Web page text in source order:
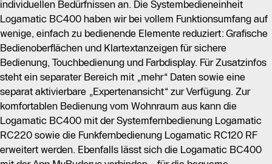
individuellen Bedürfnissen an. Die Systembedieneinheit
Logamatic BC400 haben wir bei vollem Funktionsumfang auf
wenige, einfach zu bedienende Elemente reduziert: Grafische
Bedienoberflächen und Klartextanzeigen für sichere
Bedienung, Touchbedienung und Farbdisplay. Für Zusatzinfos
steht ein separater Bereich mit „mehr“ Daten sowie eine
separat aktivierbare „Expertenansicht“ zur Verfügung. Zur
komfortablen Bedienung vom Wohnraum aus kann die
Logamatic BC400 mit der Systemfernbedienung Logamatic
RC220 sowie die Funkfernbedienung Logamatic RC120 RF
erweitert werden. Ebenfalls lässt sich die Logamatic BC400